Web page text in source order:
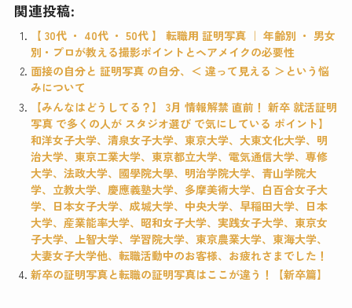
関連投稿:
【 30代 ・ 40代 ・ 50代 】 転職用 証明写真 ｜ 年齢別 ・ 男女
別・プロが教える撮影ポイントとヘアメイクの必要性
面接の自分と 証明写真 の自分、＜ 違って見える ＞という悩
みについて
【みんなはどうしてる？】 3月 情報解禁 直前！ 新卒 就活証明
写真 で多くの人が スタジオ選び で気にしている ポイント】
和洋女子大学、清泉女子大学、東京大学、大東文化大学、明
治大学、東京工業大学、東京都立大学、電気通信大学、専修
大学、法政大学、國學院大學、明治学院大学、青山学院大
学、立教大学、慶應義塾大学、多摩美術大学、白百合女子大
学、日本女子大学、成城大学、中央大学、早稲田大学、日本
大学、産業能率大学、昭和女子大学、実践女子大学、東京女
子大学、上智大学、学習院大学、東京農業大学、東海大学、
大妻女子大学他、転職活動中のお客様、お疲れさまでした！
新卒の証明写真と転職の証明写真はここが違う！【新卒篇】